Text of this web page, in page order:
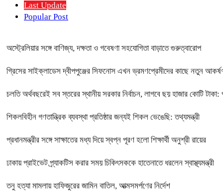
Last Update
Popular Post
অস্ট্রেলিয়ার সঙ্গে বাণিজ্য, দক্ষতা ও গবেষণা সহযোগিতা বাড়াতে গুরুত্বারোপ
গ্রিসের সাইক্লাডেস দ্বীপপুঞ্জের সিফনোস এখন ভ্রমণপ্রেমীদের কাছে নতুন
চলতি অর্থবছরেই সব স্তরের স্থানীয় সরকার নির্বাচন, লাগবে ছয় হাজার কোটি টাকা:
শিকলবিহীন গণতান্ত্রিক ব্যবস্থা প্রতিষ্ঠার জন্যই শিকল ভেঙেছি: তথ্যমন্ত্রী
প্রধানমন্ত্রীর সঙ্গে সাক্ষাতের মধ্য দিয়ে স্বপ্ন পূরণ হলো শিক্ষার্থী অনুশ্রী রায়ের
ঢাকায় প্রাইভেট প্র্যাকটিস করার সময় চিকিৎসককে হাতেনাতে ধরলেন স্বাস্থ্যমন্ত্রী
তনু হত্যা মামলায় হাফিজুরের জামিন বাতিল, আত্মসমর্পণের নির্দেশ